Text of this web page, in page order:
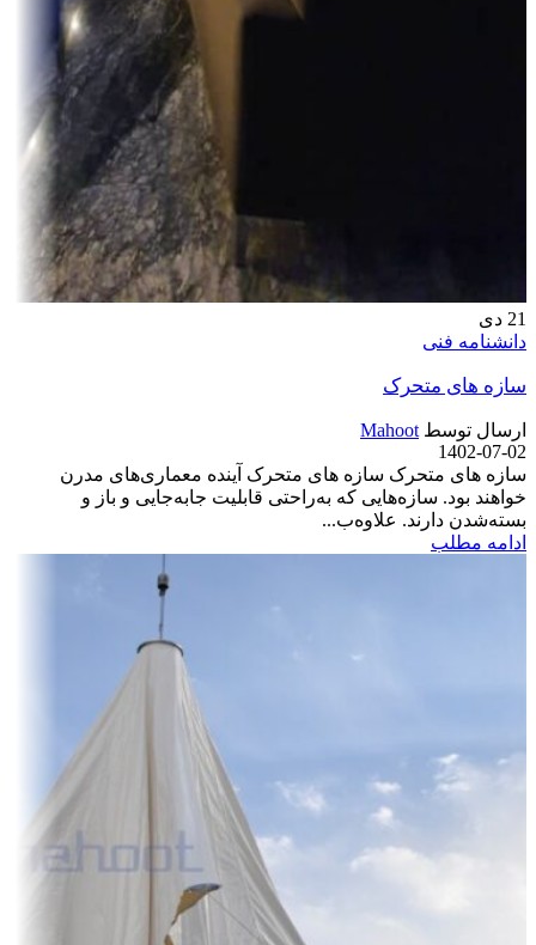
21 دی
دانشنامه فنی
سازه های متحرک
ارسال توسط Mahoot
1402-07-02
سازه های متحرک سازه های متحرک آینده معماری‌های مدرن
خواهند بود. سازه‌هایی که به‌راحتی قابلیت جابه‌جایی و باز و
بسته‌شدن دارند. علاوه‌ب...
ادامه مطلب